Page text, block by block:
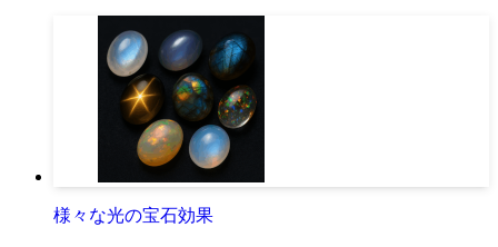
様々な光の宝石効果